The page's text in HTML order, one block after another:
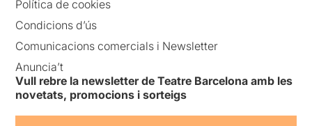
Política de cookies
Condicions d’ús
Comunicacions comercials i Newsletter
Anuncia’t
Vull rebre la newsletter de Teatre Barcelona amb les
novetats, promocions i sorteigs